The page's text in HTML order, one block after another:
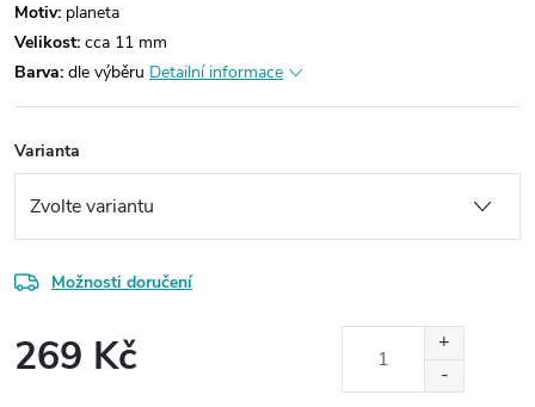
Motiv: planeta
Velikost: cca 11 mm
Barva: dle výběru Detailní informace
Varianta
Možnosti doručení
269 Kč